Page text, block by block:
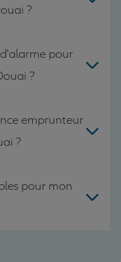
?
pour
?
emprunteur
?
pour mon